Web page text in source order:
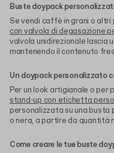
Buste doypack
Se vendi caffè in grani o
con valvola di degasazione
valvola unidirezionale lascia
mantenendo il contenuto
Un doypack personalizzato
Per un look artigianale o per
stand-up con etichetta
personalizzata su una
o nera, a partire da quantità
Come creare le tue buste